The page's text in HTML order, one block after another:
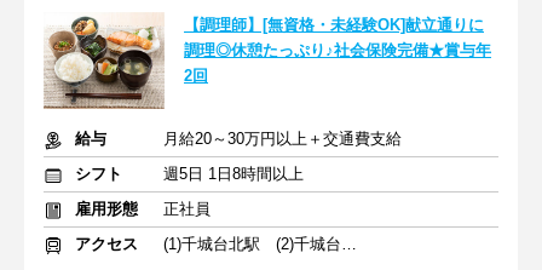
【調理師】[無資格・未経験OK]献立通りに
調理◎休憩たっぷり♪社会保険完備★賞与年
2回
給与
月給20～30万円以上＋交通費支給
シフト
週5日 1日8時間以上
雇用形態
正社員
アクセス
(1)千城台北駅 (2)千城台駅 (3)千城台駅